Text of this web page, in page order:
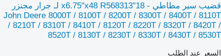
قضيب سير مطاطي - 18"x6.75"x48 R568313 لـ جرار مجنزر
John Deere 8000T / 8100T / 8200T / 8300T / 8400T / 8110T
/ 8210T / 8310T / 8410T / 8120T / 8220T / 8320T / 8420T /
8520T / 8130T / 8230T / 8330T / 8430T / 8530T
السعر عند الطلب